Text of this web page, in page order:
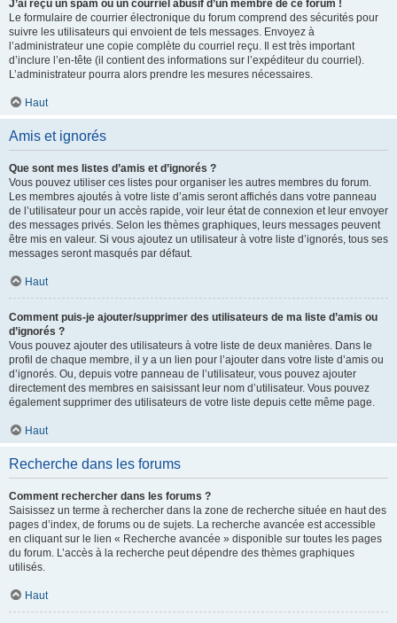
J’ai reçu un spam ou un courriel abusif d’un membre de ce forum !
Le formulaire de courrier électronique du forum comprend des sécurités pour
suivre les utilisateurs qui envoient de tels messages. Envoyez à
l’administrateur une copie complète du courriel reçu. Il est très important
d’inclure l’en-tête (il contient des informations sur l’expéditeur du courriel).
L’administrateur pourra alors prendre les mesures nécessaires.
Haut
Amis et ignorés
Que sont mes listes d’amis et d’ignorés ?
Vous pouvez utiliser ces listes pour organiser les autres membres du forum.
Les membres ajoutés à votre liste d’amis seront affichés dans votre panneau
de l’utilisateur pour un accès rapide, voir leur état de connexion et leur envoyer
des messages privés. Selon les thèmes graphiques, leurs messages peuvent
être mis en valeur. Si vous ajoutez un utilisateur à votre liste d’ignorés, tous ses
messages seront masqués par défaut.
Haut
Comment puis-je ajouter/supprimer des utilisateurs de ma liste d’amis ou
d’ignorés ?
Vous pouvez ajouter des utilisateurs à votre liste de deux manières. Dans le
profil de chaque membre, il y a un lien pour l’ajouter dans votre liste d’amis ou
d’ignorés. Ou, depuis votre panneau de l’utilisateur, vous pouvez ajouter
directement des membres en saisissant leur nom d’utilisateur. Vous pouvez
également supprimer des utilisateurs de votre liste depuis cette même page.
Haut
Recherche dans les forums
Comment rechercher dans les forums ?
Saisissez un terme à rechercher dans la zone de recherche située en haut des
pages d’index, de forums ou de sujets. La recherche avancée est accessible
en cliquant sur le lien « Recherche avancée » disponible sur toutes les pages
du forum. L’accès à la recherche peut dépendre des thèmes graphiques
utilisés.
Haut